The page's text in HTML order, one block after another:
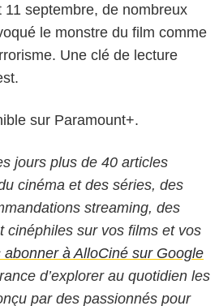
septembre, de nombreux
le monstre du film comme
Une clé de lecture
sur Paramount+.
jours plus de 40 articles
cinéma et des séries, des
streaming, des
cinéphiles sur vos films et vos
abonner à AlloCiné sur Google
d’explorer au quotidien les
par des passionnés pour